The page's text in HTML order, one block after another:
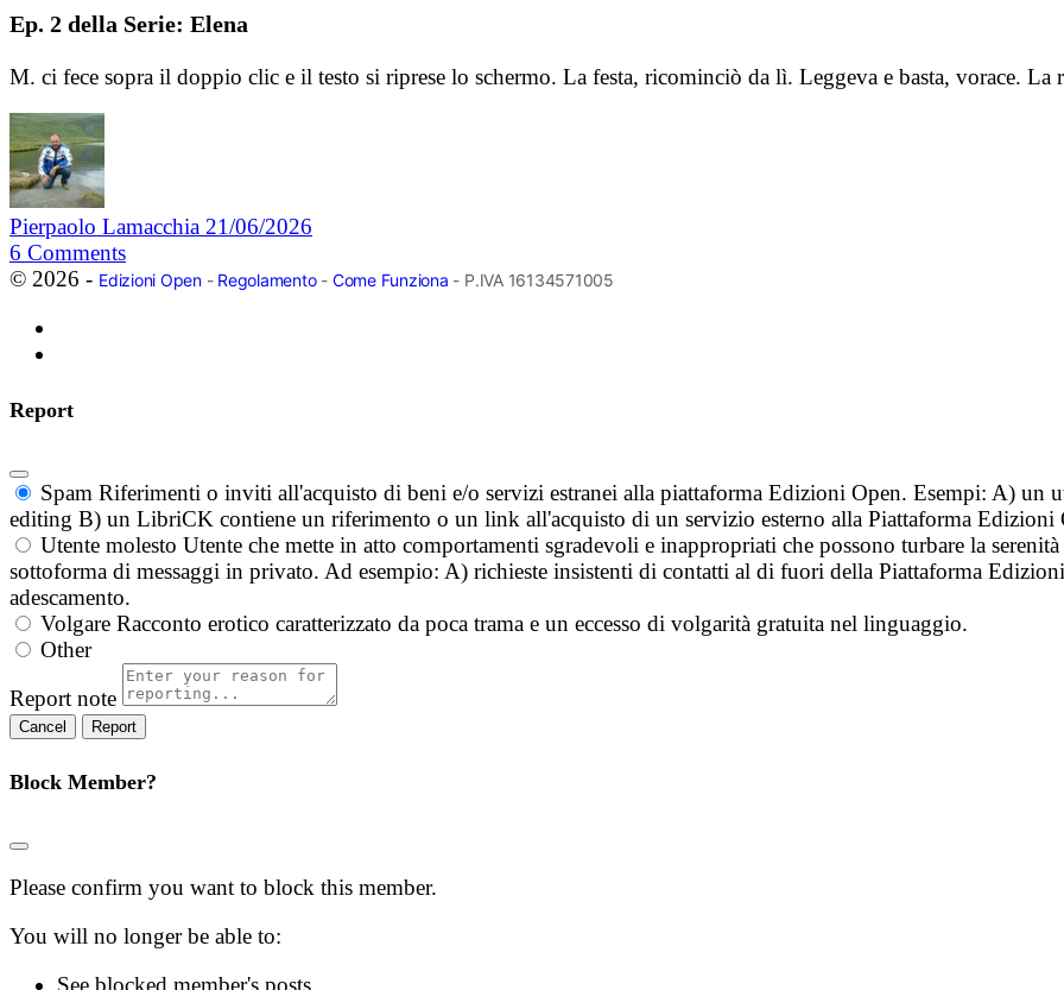
Ep. 2 della Serie: Elena
M. ci fece sopra il doppio clic e il testo si riprese lo schermo. La festa, ricominciò da lì. Leggeva e basta, vorace.
Pierpaolo Lamacchia 21/06/2026
6 Comments
© 2026 - Edizioni Open- Regolamento- Come Funziona - P.IVA 16134571005
Report
Spam Riferimenti o inviti all'acquisto di beni e/o servizi estranei alla piattaforma Edizioni Open. Esempi: A) un
editing B) un LibriCK contiene un riferimento o un link all'acquisto di un servizio esterno alla Piattaforma Edizioni
Utente molesto Utente che mette in atto comportamenti sgradevoli e inappropriati che possono turbare la
sottoforma di messaggi in privato. Ad esempio: A) richieste insistenti di contatti al di fuori della Piattaforma
adescamento.
Volgare Racconto erotico caratterizzato da poca trama e un eccesso di volgarità gratuita nel linguaggio.
Other
Report note
Report
Block Member?
Please confirm you want to block this member.
You will no longer be able to:
See blocked member's posts